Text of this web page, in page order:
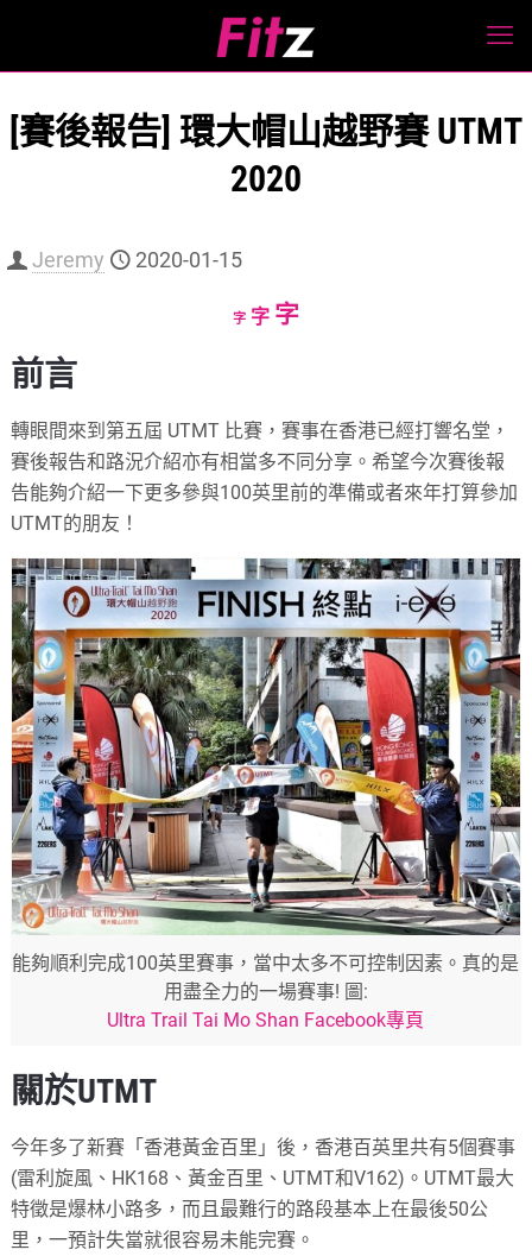
[賽後報告] 環大帽山越野賽 UTMT
2020
Jeremy 2020-01-15
字Decrease
字Reset
字Increase
前言
轉眼間來到第五屆 UTMT 比賽，賽事在香港已經打響名堂，
賽後報告和路況介紹亦有相當多不同分享。希望今次賽後報
告能夠介紹一下更多參與100英里前的準備或者來年打算參加
UTMT的朋友！
能夠順利完成100英里賽事，當中太多不可控制因素。真的是
用盡全力的一場賽事! 圖:
Ultra Trail Tai Mo Shan Facebook專頁
關於UTMT
今年多了新賽「香港黃金百里」後，香港百英里共有5個賽事
(雷利旋風、HK168、黃金百里、UTMT和V162)。UTMT最大
特徵是爆林小路多，而且最難行的路段基本上在最後50公
里，一預計失當就很容易未能完賽。